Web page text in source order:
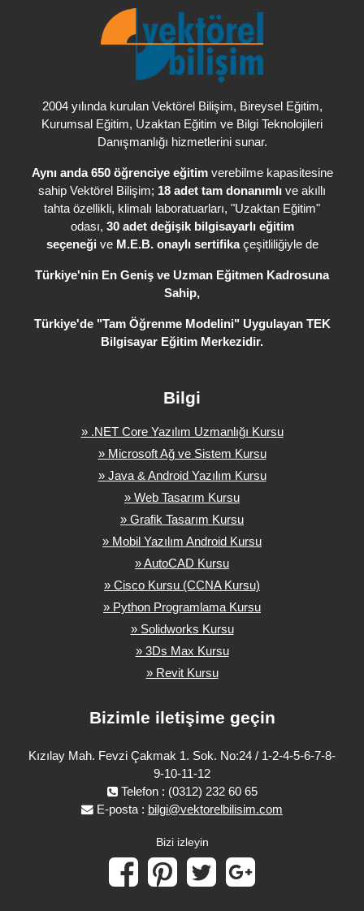
2004 yılında kurulan Vektörel Bilişim, Bireysel Eğitim,
Kurumsal Eğitim, Uzaktan Eğitim ve Bilgi Teknolojileri
Danışmanlığı hizmetlerini sunar.
Aynı anda 650 öğrenciye eğitimverebilme kapasitesine
sahip Vektörel Bilişim; 18 adet tam donanımlı ve akıllı
tahta özellikli, klimalı laboratuarları, "Uzaktan Eğitim"
odası, 30 adet değişik bilgisayarlı eğitim
seçeneği ve M.E.B. onaylı sertifikaçeşitliliğiyle de
Türkiye'nin En Geniş ve Uzman Eğitmen Kadrosuna
Sahip,
Türkiye'de "Tam Öğrenme Modelini" Uygulayan TEK
Bilgisayar Eğitim Merkezidir.
Bilgi
» .NET Core Yazılım Uzmanlığı Kursu
» Microsoft Ağ ve Sistem Kursu
» Java & Android Yazılım Kursu
» Web Tasarım Kursu
» Grafik Tasarım Kursu
» Mobil Yazılım Android Kursu
» AutoCAD Kursu
» Cisco Kursu (CCNA Kursu)
» Python Programlama Kursu
» Solidworks Kursu
» 3Ds Max Kursu
» Revit Kursu
Bizimle iletişime geçin
Kızılay Mah. Fevzi Çakmak 1. Sok. No:24 / 1-2-4-5-6-7-8-
9-10-11-12
Telefon : (0312) 232 60 65
E-posta : bilgi@vektorelbilisim.com
Bizi izleyin